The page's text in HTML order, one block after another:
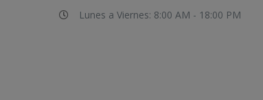
Lunes a Viernes: 8:00 AM - 18:00 PM